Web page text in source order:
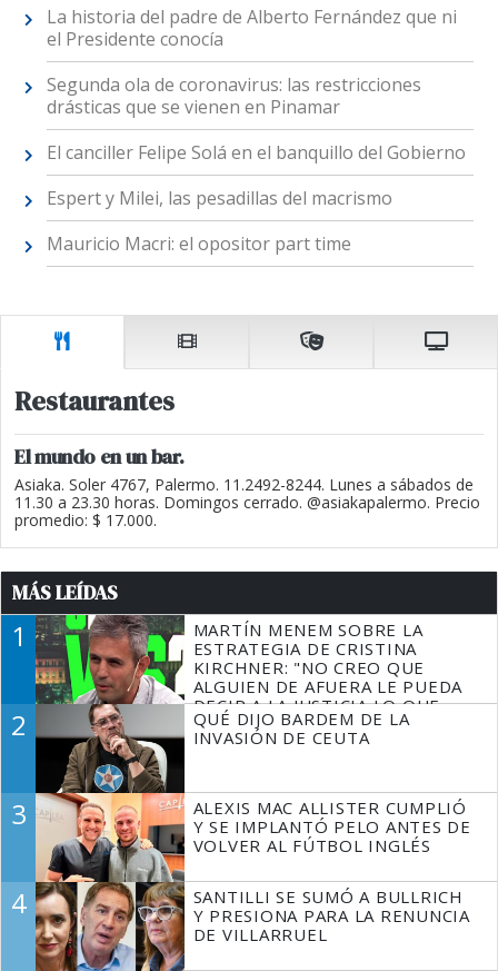
La historia del padre de Alberto Fernández que ni
el Presidente conocía
Segunda ola de coronavirus: las restricciones
drásticas que se vienen en Pinamar
El canciller Felipe Solá en el banquillo del Gobierno
Espert y Milei, las pesadillas del macrismo
Mauricio Macri: el opositor part time
Restaurantes
El mundo en un bar.
Asiaka. Soler 4767, Palermo. 11.2492-8244. Lunes a sábados de
11.30 a 23.30 horas. Domingos cerrado. @asiakapalermo. Precio
promedio: $ 17.000.
MÁS LEÍDAS
1
MARTÍN MENEM SOBRE LA
ESTRATEGIA DE CRISTINA
KIRCHNER: "NO CREO QUE
ALGUIEN DE AFUERA LE PUEDA
DECIR A LA JUSTICIA LO QUE
TIENE QUE HACER"
2
QUÉ DIJO BARDEM DE LA
INVASIÓN DE CEUTA
3
ALEXIS MAC ALLISTER CUMPLIÓ
Y SE IMPLANTÓ PELO ANTES DE
VOLVER AL FÚTBOL INGLÉS
4
SANTILLI SE SUMÓ A BULLRICH
Y PRESIONA PARA LA RENUNCIA
DE VILLARRUEL